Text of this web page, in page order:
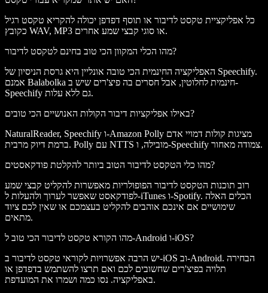
כל אפליקציית טקסט לדיבור או תוסף דפדפן יכולה להקריא טקסט רגיל
כקובץ WAV, MP3 או סוגי קבצי שמע אחרים.
מהו הכלי המקוון הכי טוב בחינם לטקסט לדיבור?
האפליקציה החינמית הכי טובה אונליין היא גרסת הניסיון של Speechify.
אמנם Balabolka חינמית לחלוטין, אבל חסרים בה פיצ'רים שיש ב-
Speechify גם ללא עלות.
באילו אפליקציות דיבור הקולות האנושיים הכי טובים?
NaturalReader, Speechify ו-Amazon Polly מציגות קולות דמויי אדם
ברמת דיוק מרבית. Polly עם NTTS מובילה, ו-Speechify צמודה מאחור.
מהו כלי הטקסט לדיבור הטוב ביותר להקלטת פודקאסטים?
רוב תוכנות הטקסט לדיבור הפופולריות מאפשרות להקליט קבצי שמע
לפודקאסט שאפשר לערוך ולהעלות ל-iTunes ו-Spotify. הכלים האלה
שימושיים אם אינכם אוהבים להקליט בעצמכם או שאין לכם ציוד
מתאים.
מהו הקורא טקסט לדיבור הכי טוב ל-Android ו-iOS?
יש הרבה אפשרויות לקוראי טקסט לדיבור ב-iOS וב-Android. הבחירה
תלויה בפיצ'רים שחשובים לכם ואם תרצו להשתמש בדפדפן או
באפליקציה. נסו כמה ושמרו את המועדפת.